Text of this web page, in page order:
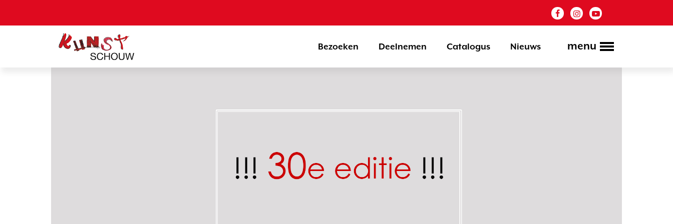
Bezoeken Deelnemen Catalogus Nieuws menu